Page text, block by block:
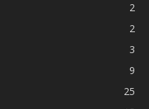
2
2
3
9
25